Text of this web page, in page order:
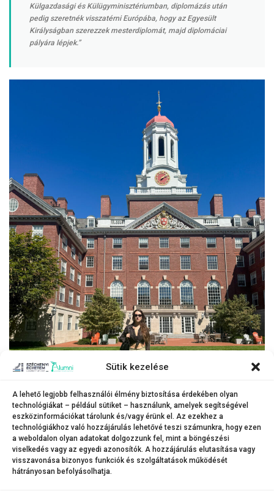
Sütik kezelése
A lehető legjobb felhasználói élmény biztosítása érdekében olyan
technológiákat – például sütiket – használunk, amelyek segítségével
eszközinformációkat tárolunk és/vagy érünk el. Az ezekhez a
technológiákhoz való hozzájárulás lehetővé teszi számunkra, hogy ezen
a weboldalon olyan adatokat dolgozzunk fel, mint a böngészési
viselkedés vagy az egyedi azonosítók. A hozzájárulás elutasítása vagy
visszavonása bizonyos funkciók és szolgáltatások működését
hátrányosan befolyásolhatja.
Külgazdasági és Külügyminisztériumban, diplomázás után
pedig szeretnék visszatérni Európába, hogy az Egyesült
Királyságban szerezzek mesterdiplomát, majd diplomáciai
pályára lépjek.”
A Széchenyi István Egyetem hallgatója immár második tanévét tölti az
impozáns harvardi falak között.